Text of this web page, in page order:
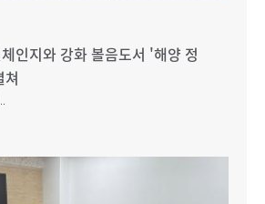
인지와 강화 볼음도서 '해양 정